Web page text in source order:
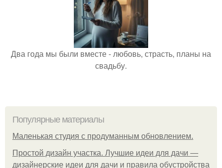
Два года мы были вместе - любовь, страсть, планы на
свадьбу.
Популярные материалы
Маленькая студия с продуманным обновлением.
Простой дизайн участка. Лучшие идеи для дачи —
дизайнерские идеи для дачи и правила обустройства